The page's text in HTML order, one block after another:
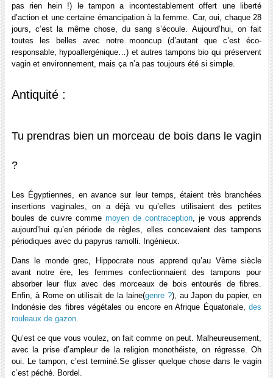
pas rien hein !) le tampon a incontestablement offert une liberté
d’action et une certaine émancipation à la femme. Car, oui, c haque 28
jours, c’est la même chose, du sang s’écoule. Aujourd’hui, on fait
toutes les belles avec notre mooncup (d’autant que c’est éco-
responsable, hypoallergénique…) et autres tampons bio qui préservent
vagin et environnement, mais ça n’a pas toujours été si simple.
Antiquité :
Tu prendras bien un morceau de bois dans le vagin
?
Les Égyptiennes, en avance sur leur temps, étaient très branchées
insertions vaginales, on a déjà vu qu’elles utilisaient des petites
boules de cuivre comme moyen de contraception , je vous apprends
aujourd’hui qu’en période de règles, elles concevaient des tampons
périodiques avec du papyrus ramolli. Ingénieux.
Dans le monde grec, Hippocrate nous apprend qu’au Vème siècle
avant notre ère, les femmes confectionnaient des tampons pour
absorber leur flux avec des morceaux de bois entourés de fibres.
Enfin, à Rome on utilisait de la laine(genre ?), au Japon du papier, en
Indonésie des fibres végétales ou encore en Afrique Équatoriale,des
rouleaux de gazon.
Qu’est ce que vous voulez, on fait comme on peut. Malheureusement,
avec la prise d’ampleur de la religion monothéiste, on régresse. Oh
oui. Le tampon, c’est terminé.Se glisser quelque chose dans le vagin
c’est péché. Bordel.